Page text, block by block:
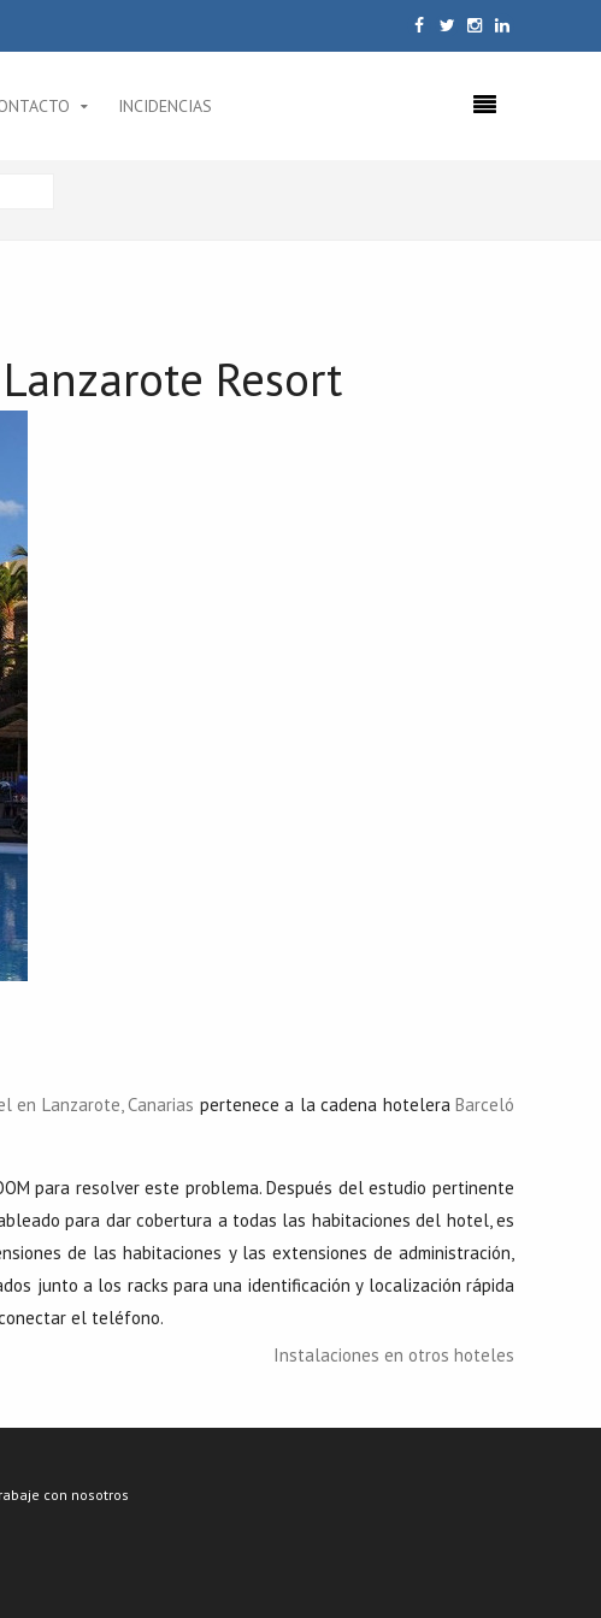
INCIDENCIAS
Resort
en Lanzarote, Canarias pertenece a la cadena hoteleraBarceló
para resolver este problema. Después del estudio pertinente
para dar cobertura a todas las habitaciones del hotel, es
de las habitaciones y las extensiones de administración,
junto a los racks para una identificación y localización rápida
el teléfono.
Instalaciones en otros hoteles
con nosotros